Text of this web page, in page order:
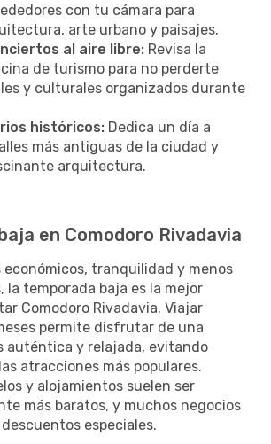
con tu cámara para
arte urbano y paisajes.
al aire libre: Revisa la
de turismo para no perderte
y culturales organizados durante
históricos: Dedica un día a
más antiguas de la ciudad y
arquitectura.
en Comodoro Rivadavia
económicos, tranquilidad y menos
la temporada baja es la mejor
Comodoro Rivadavia. Viajar
permite disfrutar de una
auténtica y relajada, evitando
atracciones más populares.
y alojamientos suelen ser
más baratos, y muchos negocios
especiales.